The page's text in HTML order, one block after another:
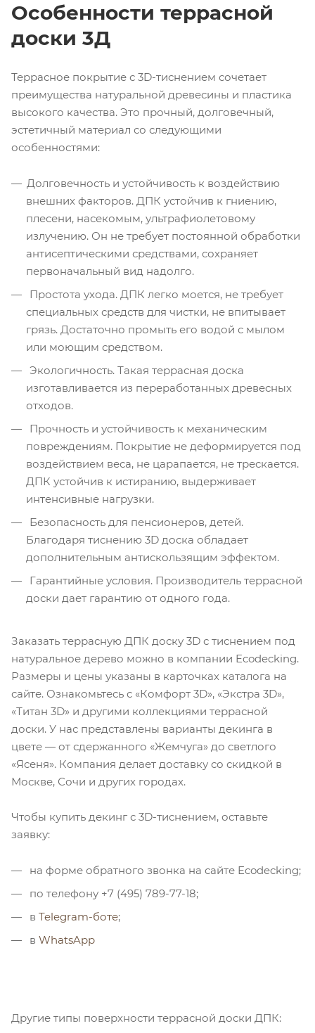
Особенности террасной
доски 3Д
Террасное покрытие с 3D-тиснением сочетает
преимущества натуральной древесины и пластика
высокого качества. Это прочный, долговечный,
эстетичный материал со следующими
особенностями:
Долговечность и устойчивость к воздействию
внешних факторов. ДПК устойчив к гниению,
плесени, насекомым, ультрафиолетовому
излучению. Он не требует постоянной обработки
антисептическими средствами, сохраняет
первоначальный вид надолго.
Простота ухода. ДПК легко моется, не требует
специальных средств для чистки, не впитывает
грязь. Достаточно промыть его водой с мылом
или моющим средством.
Экологичность. Такая террасная доска
изготавливается из переработанных древесных
отходов.
Прочность и устойчивость к механическим
повреждениям. Покрытие не деформируется под
воздействием веса, не царапается, не трескается.
ДПК устойчив к истиранию, выдерживает
интенсивные нагрузки.
Безопасность для пенсионеров, детей.
Благодаря тиснению 3D доска обладает
дополнительным антискользящим эффектом.
Гарантийные условия. Производитель террасной
доски дает гарантию от одного года.
Заказать террасную ДПК доску 3D с тиснением под
натуральное дерево можно в компании Ecodecking.
Размеры и цены указаны в карточках каталога на
сайте. Ознакомьтесь с «Комфорт 3D», «Экстра 3D»,
«Титан 3D» и другими коллекциями террасной
доски. У нас представлены варианты декинга в
цвете — от сдержанного «Жемчуга» до светлого
«Ясеня». Компания делает доставку со скидкой в
Москве, Сочи и других городах.
Чтобы купить декинг с 3D-тиснением, оставьте
заявку:
на форме обратного звонка на сайте Ecodecking;
по телефону +7 (495) 789-77-18;
в Telegram-боте;
в WhatsApp
Другие типы поверхности террасной доски ДПК: